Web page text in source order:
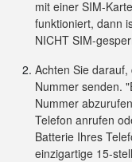
mit einer SIM-
funktioniert, dann
NICHT SIM-
Achten Sie
Nummer senden.
Nummer
Telefon anrufen
Batterie Ihres
einzigartige 15-